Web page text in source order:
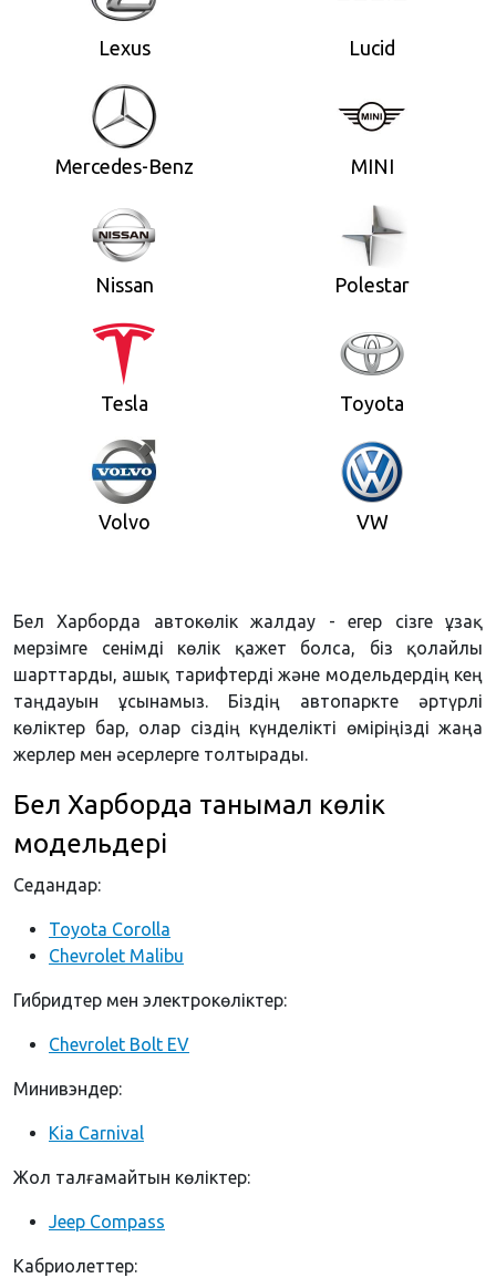
Lexus Lucid
Mercedes-Benz MINI
Nissan Polestar
Tesla Toyota
Volvo VW
Бел Харборда автокөлік жалдау - егер сізге ұзақ
мерзімге сенімді көлік қажет болса, біз қолайлы
шарттарды, ашық тарифтерді және модельдердің кең
таңдауын ұсынамыз. Біздің автопаркте әртүрлі
көліктер бар, олар сіздің күнделікті өміріңізді жаңа
жерлер мен әсерлерге толтырады.
Бел Харборда танымал көлік
модельдері
Седандар:
Toyota Corolla
Chevrolet Malibu
Гибридтер мен электрокөліктер:
Chevrolet Bolt EV
Минивэндер:
Kia Carnival
Жол талғамайтын көліктер:
Jeep Compass
Кабриолеттер: